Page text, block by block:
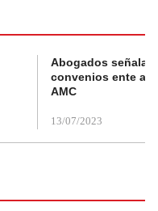
Abogados
convenios ente
AMC
13/07/2023